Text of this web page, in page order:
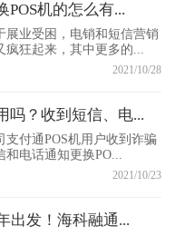
POS机的怎么有...
展业受困，电销和短信营销
疯狂起来，其中更多的...
2021/10/28
吗？收到短信、电...
支付通POS机用户收到诈骗
和电话通知更换PO...
2021/10/23
出发！海科融通...